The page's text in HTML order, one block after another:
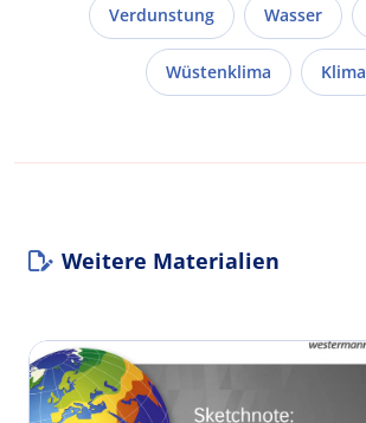
Verdunstung Wasser
Wüstenklima Klima
Weitere Materialien